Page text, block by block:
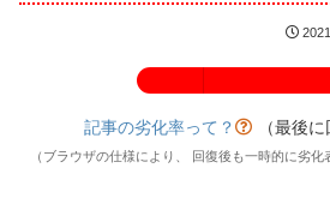
記事の劣化率って？ （最後
（ブラウザの仕様により、 回復後も一時的に劣化